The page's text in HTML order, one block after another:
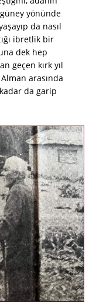
yönünde
da nasıl
ibretlik bir
dek hep
geçen kırk yıl
arasında
da garip